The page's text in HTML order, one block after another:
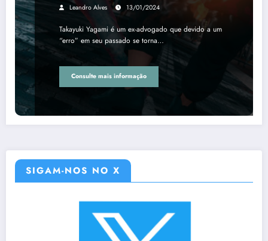
Leandro Alves 13/01/2024
Takayuki Yagami é um ex-advogado que devido a um
“erro” em seu passado se torna…
Consulte mais informação
SIGAM-NOS NO X